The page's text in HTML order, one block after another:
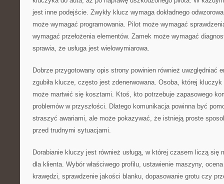
jest inne podejście. Zwykły klucz wymaga dokładnego
może wymagać programowania. Pilot może wymagać
wymagać przełożenia elementów. Zamek może wymagać
sprawia, że usługa jest wielowymiarowa.
Dobrze przygotowany opis strony powinien również uwzględniać
zgubiła klucze, często jest zdenerwowana. Osoba, której kluczyk
może martwić się kosztami. Ktoś, kto potrzebuje zapasowego
problemów w przyszłości. Dlatego komunikacja powinna być
straszyć awariami, ale może pokazywać, że istnieją proste
przed trudnymi sytuacjami.
Dorabianie kluczy jest również usługą, w której czasem liczą się
dla klienta. Wybór właściwego profilu, ustawienie maszyny,
krawędzi, sprawdzenie jakości blanku, dopasowanie grotu czy